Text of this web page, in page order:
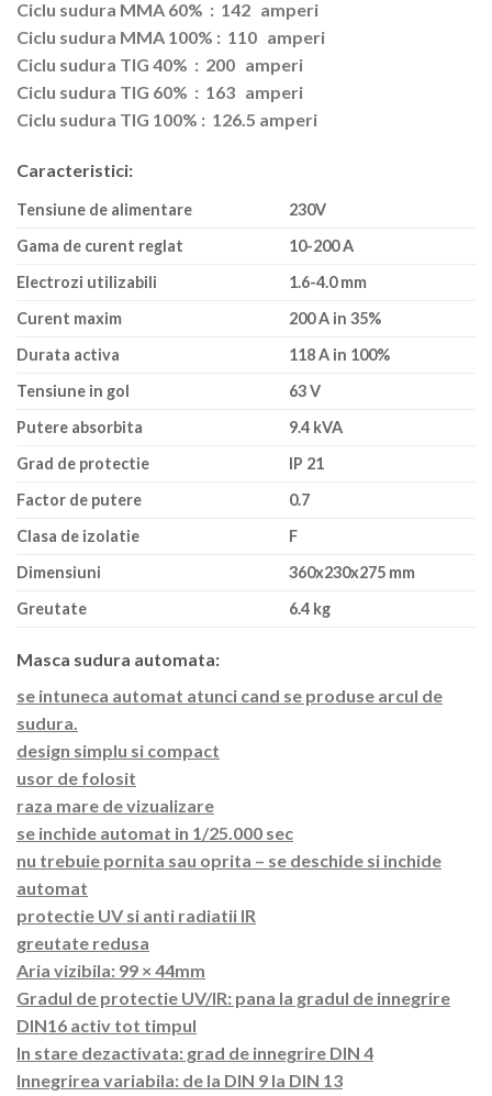
Ciclu sudura MMA 60% : 142 amperi
Ciclu sudura MMA 100% : 110 amperi
Ciclu sudura TIG 40% : 200 amperi
Ciclu sudura TIG 60% : 163 amperi
Ciclu sudura TIG 100% : 126.5 amperi
Caracteristici:
Tensiune de alimentare
230V
Gama de curent reglat
10-200 A
Electrozi utilizabili
1.6-4.0 mm
Curent maxim
200 A in 35%
Durata activa
118 A in 100%
Tensiune in gol
63 V
Putere absorbita
9.4 kVA
Grad de protectie
IP 21
Factor de putere
0.7
Clasa de izolatie
F
Dimensiuni
360x230x275 mm
Greutate
6.4 kg
Masca sudura automata:
se intuneca automat atunci cand se produse arcul de
sudura.
design simplu si compact
usor de folosit
raza mare de vizualizare
se inchide automat in 1/25.000 sec
nu trebuie pornita sau oprita – se deschide si inchide
automat
protectie UV si anti radiatii IR
greutate redusa
Aria vizibila: 99 × 44mm
Gradul de protectie UV/IR: pana la gradul de innegrire
DIN16 activ tot timpul
In stare dezactivata: grad de innegrire DIN 4
Innegrirea variabila: de la DIN 9 la DIN 13